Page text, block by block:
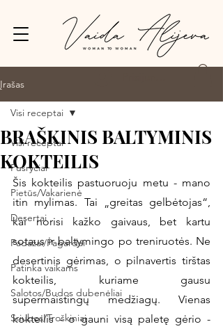
Įrašas
Visi receptai
Pusryčiai
Pietūs/Vakarienė
Desertai
Padažai/Pagardai
Patinka vaikams
Salotos/Budos dubenėliai
Sriubos/Troškiniai
Visi receptai
BRAŠKINIS BALTYMINIS
KOKTEILIS
Šis kokteilis pastuoruoju metu - mano
itin mylimas. Tai „greitas gelbėtojas“,
kai norisi kažko gaivaus, bet kartu
sotaus ir baltymingo po treniruotės. Ne
desertinis gėrimas, o pilnavertis tirštas
kokteilis, kuriame gausu
supermaistingų medžiagų. Vienas
kokteilis - o gauni visą paletę gėrio -